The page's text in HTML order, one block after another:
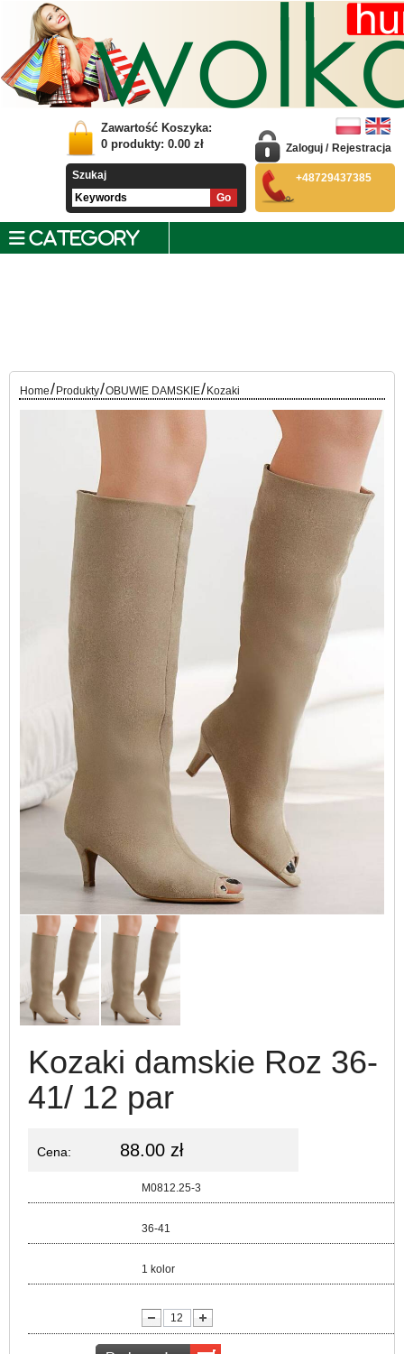
Zawartość Koszyka:
0 produkty: 0.00 zł
Szukaj
Zaloguj / Rejestracja
+48729437385
CATEGORY
Home/ Produkty/OBUWIE DAMSKIE/ Kozaki
Kozaki damskie Roz 36-
41/ 12 par
Cena: 88.00 zł
M0812.25-3
36-41
1 kolor